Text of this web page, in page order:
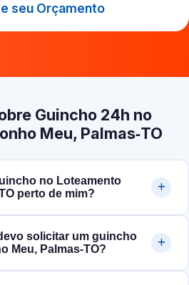
seu Orçamento
Guincho 24h no
Meu, Palmas‑TO
no Loteamento
perto de mim?
solicitar um guincho
Meu, Palmas‑TO?